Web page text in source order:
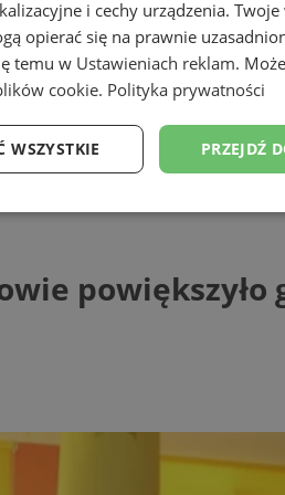
grono
i cechy urządzenia.
opierać się na prawnie
temu w Ustawieniach reklam.
cookie. Polityka prywatności
PRZEJDŹ
WSZYSTKIE
Funkcjonalność
prawidłowo korzystać ze strony